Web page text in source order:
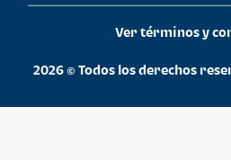
2026 © Todos los derechos
Ver términos y